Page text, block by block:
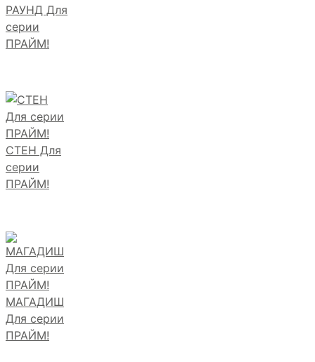
РАУНД Для
серии
ПРАЙМ!
СТЕН Для
серии
ПРАЙМ!
МАГАДИШ
Для серии
ПРАЙМ!